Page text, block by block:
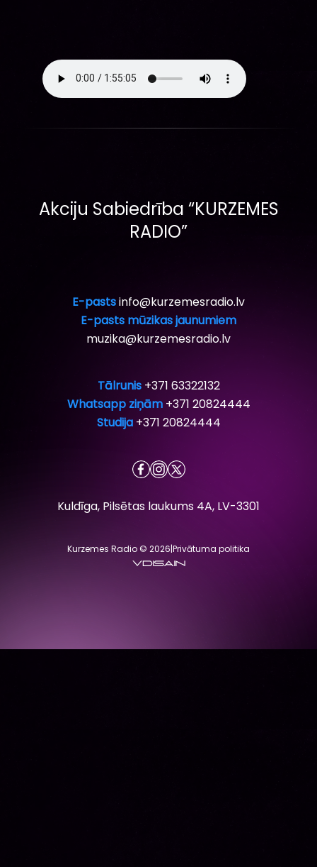
Akciju Sabiedrība “KURZEMES
RADIO”
E-pastsinfo@kurzemesradio.lv
E-pasts mūzikas jaunumiem
muzika@kurzemesradio.lv
Tālrunis +371 63322132
Whatsapp ziņām +371 20824444
Studija +371 20824444
Kuldīga, Pilsētas laukums 4A, LV-3301
Kurzemes Radio © 2026|Privātuma politika